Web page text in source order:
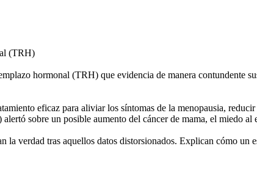
(TRH)
hormonal (TRH) que evidencia de manera contundente
eficaz para aliviar los síntomas de la menopausia,
sobre un posible aumento del cáncer de mama, el miedo al
verdad tras aquellos datos distorsionados. Explican cómo un